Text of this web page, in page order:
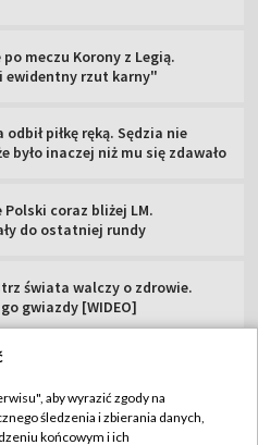
meczu Korony z Legią.
ewidentny rzut karny"
piłkę ręką. Sędzia nie
było inaczej niż mu się zdawało
coraz bliżej LM.
do ostatniej rundy
świata walczy o zdrowie.
gwiazdy [WIDEO]
TVP
aby wyrazić zgody na
śledzenia i zbierania danych,
końcowym i ich